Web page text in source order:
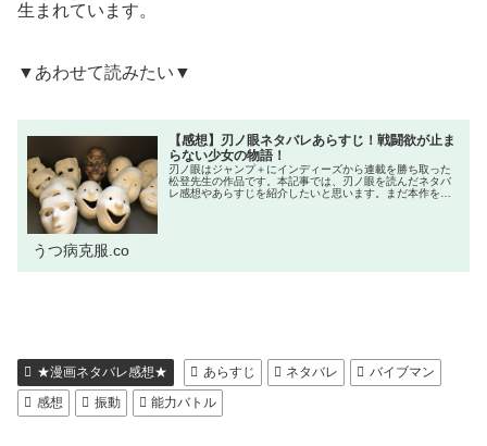
生まれています。
▼あわせて読みたい▼
【感想】刃ノ眼ネタバレあらすじ！戦闘欲が止ま
らない少女の物語！
刃ノ眼はジャンプ＋にインディーズから連載を勝ち取った
松登先生の作品です。本記事では、刃ノ眼を読んだネタバ
レ感想やあらすじを紹介したいと思います。まだ本作を読
うつ病克服.co
★漫画ネタバレ感想★ あらすじ ネタバレ
バイブマン
感想
振動 能力バトル